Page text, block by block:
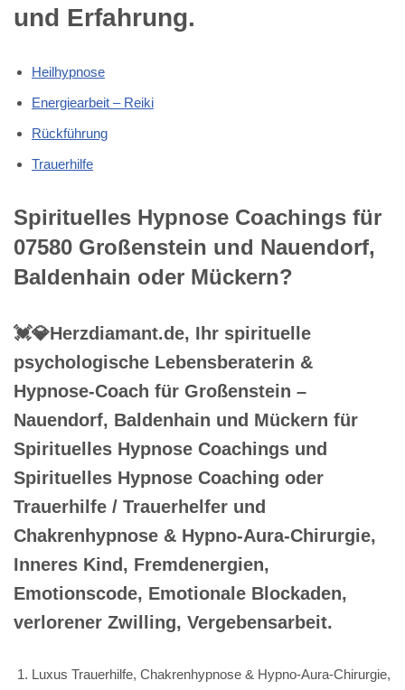
und Erfahrung.
Heilhypnose
Energiearbeit – Reiki
Rückführung
Trauerhilfe
Spirituelles Hypnose Coachings für
07580 Großenstein und Nauendorf,
Baldenhain oder Mückern?
💓️💎Herzdiamant.de, Ihr spirituelle
psychologische Lebensberaterin &
Hypnose-Coach für Großenstein –
Nauendorf, Baldenhain und Mückern für
Spirituelles Hypnose Coachings und
Spirituelles Hypnose Coaching oder
Trauerhilfe / Trauerhelfer und
Chakrenhypnose & Hypno-Aura-Chirurgie,
Inneres Kind, Fremdenergien,
Emotionscode, Emotionale Blockaden,
verlorener Zwilling, Vergebensarbeit.
Luxus Trauerhilfe, Chakrenhypnose & Hypno-Aura-Chirurgie,